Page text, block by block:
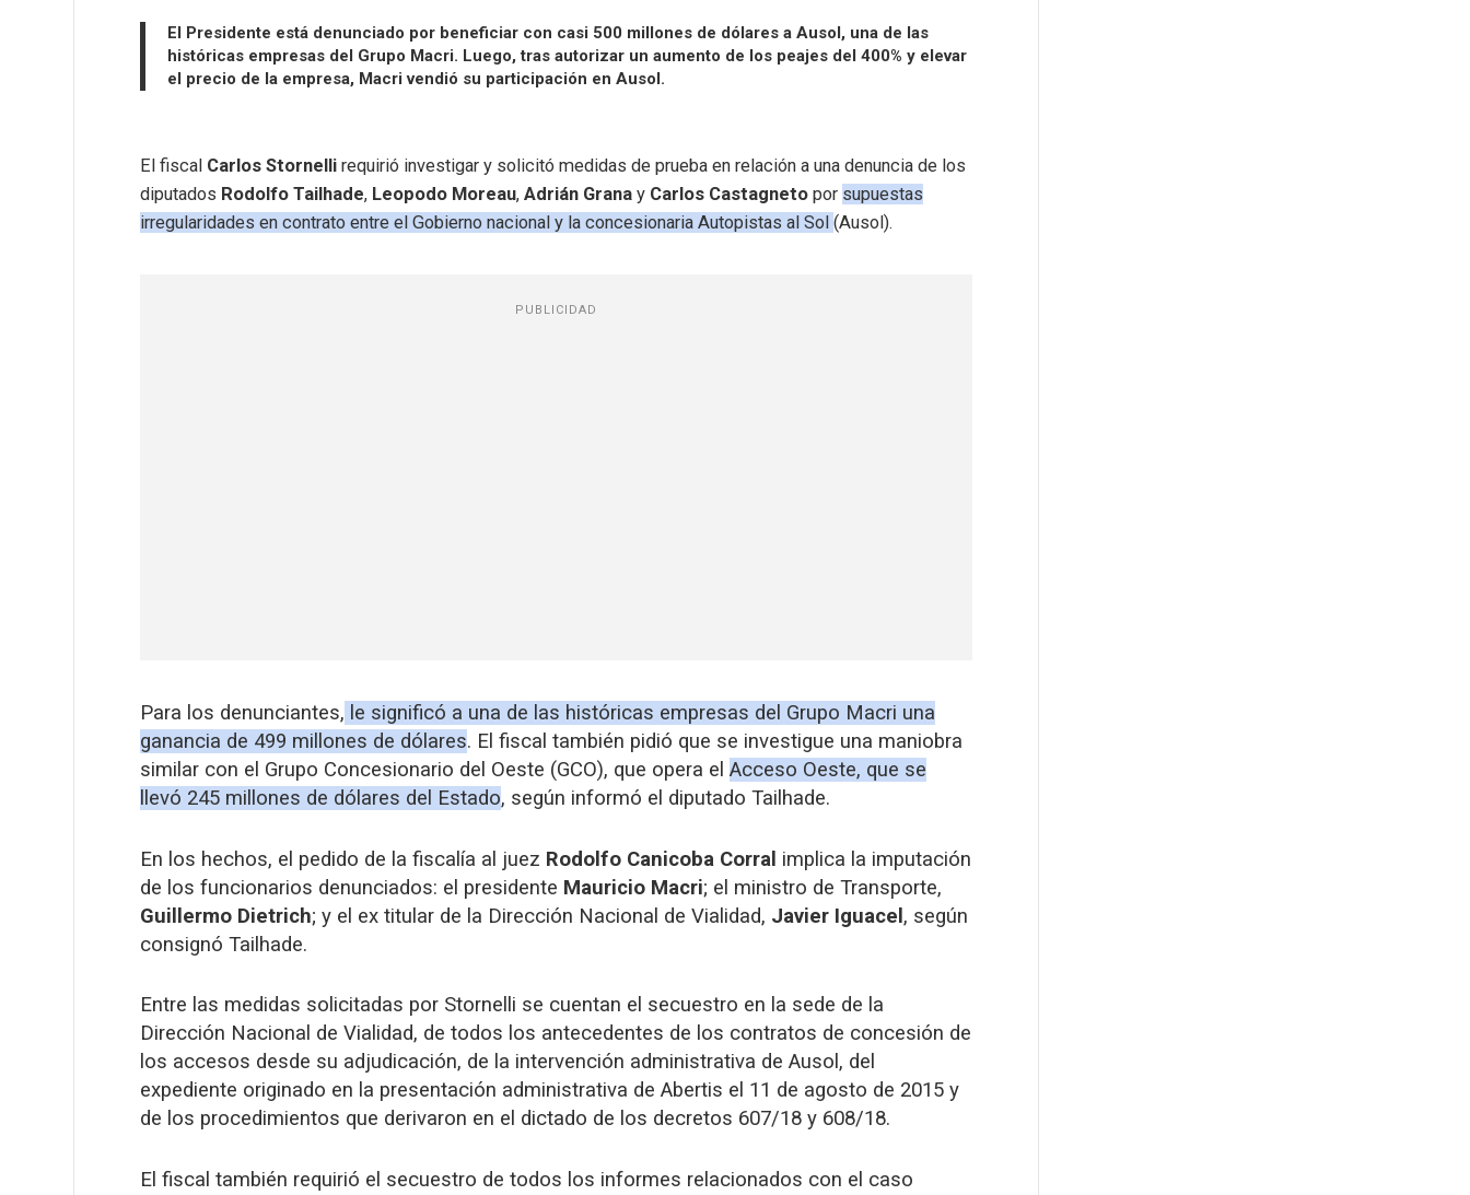
El Presidente está denunciado por beneficiar con casi 500 millones de dólares a Ausol, una de las
históricas empresas del Grupo Macri. Luego, tras autorizar un aumento de los peajes del 400% y elevar
el precio de la empresa, Macri vendió su participación en Ausol.
El fiscal Carlos Stornelli requirió investigar y solicitó medidas de prueba en relación a una denuncia de los
diputados Rodolfo Tailhade, Leopodo Moreau, Adrián Grana y Carlos Castagneto por supuestas
irregularidades en contrato entre el Gobierno nacional y la concesionaria Autopistas al Sol (Ausol).
PUBLICIDAD
Para los denunciantes, le significó a una de las históricas empresas del Grupo Macri una
ganancia de 499 millones de dólares. El fiscal también pidió que se investigue una maniobra
similar con el Grupo Concesionario del Oeste (GCO), que opera el Acceso Oeste, que se
llevó 245 millones de dólares del Estado, según informó el diputado Tailhade.
En los hechos, el pedido de la fiscalía al juez Rodolfo Canicoba Corral implica la imputación
de los funcionarios denunciados: el presidente Mauricio Macri; el ministro de Transporte,
Guillermo Dietrich; y el ex titular de la Dirección Nacional de Vialidad, Javier Iguacel, según
consignó Tailhade.
Entre las medidas solicitadas por Stornelli se cuentan el secuestro en la sede de la
Dirección Nacional de Vialidad, de todos los antecedentes de los contratos de concesión de
los accesos desde su adjudicación, de la intervención administrativa de Ausol, del
expediente originado en la presentación administrativa de Abertis el 11 de agosto de 2015 y
de los procedimientos que derivaron en el dictado de los decretos 607/18 y 608/18.
El fiscal también requirió el secuestro de todos los informes relacionados con el caso